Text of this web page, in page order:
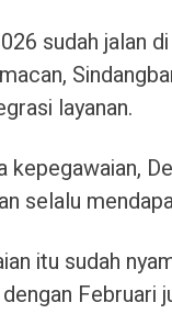
sudah jalan
layanan.
kepegawaian,
selalu
itu sudah
Februari